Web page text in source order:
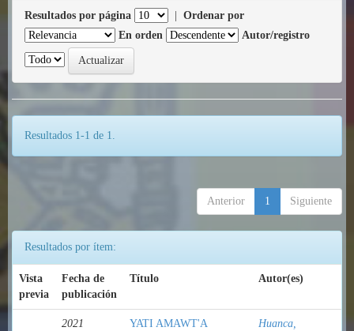
Resultados por página
Ordenar por
En orden
Autor/registro
Resultados 1-1 de 1.
Anterior 1 Siguiente
Resultados por ítem:
Vista
previa
Fecha de
publicación
Título Autor(es)
2021
YATI AMAWT'A
Huanca,